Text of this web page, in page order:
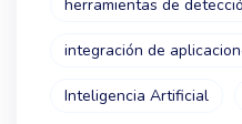
herramientas de
integración de
Inteligencia Artificial